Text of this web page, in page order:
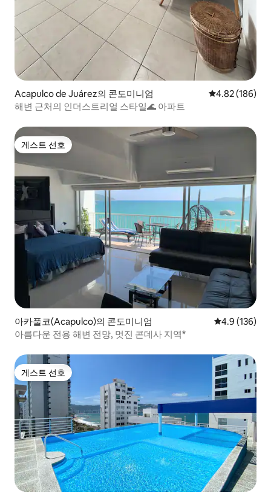
Acapulco de Juárez의 콘도미니엄 평점 4.82점(5
4.82 (186)
해변 근처의 인더스트리얼 스타일🌊 아파트
게스트 선호
게스트 선호
아카풀코(Acapulco)의 콘도미니엄 평점 4.9점(5
4.9 (136)
아름다운 전용 해변 전망, 멋진 콘데사 지역*
게스트 선호
게스트 선호